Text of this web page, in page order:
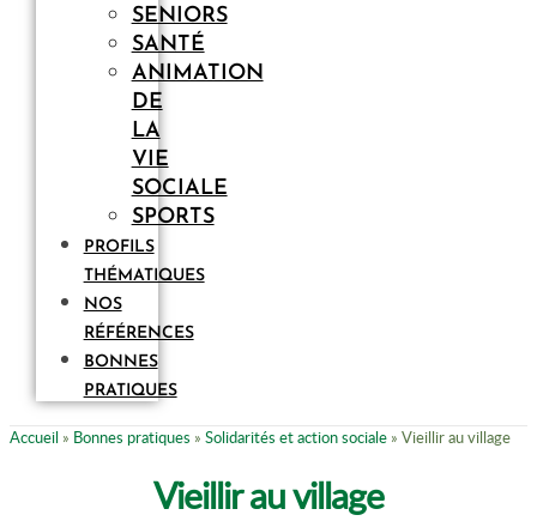
SENIORS
SANTÉ
ANIMATION
DE
LA
VIE
SOCIALE
SPORTS
PROFILS
THÉMATIQUES
NOS
RÉFÉRENCES
BONNES
PRATIQUES
Accueil » Bonnes pratiques » Solidarités et action sociale » Vieillir au village
Vieillir au village